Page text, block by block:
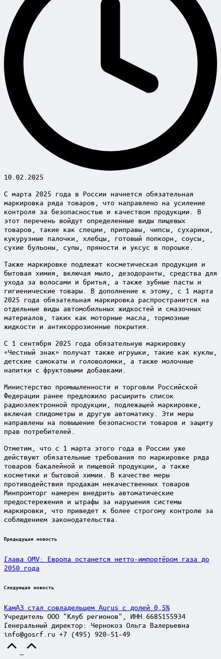
10.02.2025
С марта 2025 года в России начнется обязательная
маркировка ряда товаров, что направлено на усиление
контроля за безопасностью и качеством продукции. В
этот перечень войдут определенные виды пищевых
товаров, такие как специи, приправы, чипсы, сухарики,
кукурузные палочки, хлебцы, готовый попкорн, соусы,
сухие бульоны, супы, пряности и уксус в порошке.
Также маркировке подлежат косметическая продукция и
бытовая химия, включая мыло, дезодоранты, средства для
ухода за волосами и бритья, а также зубные пасты и
гигиенические товары. В дополнение к этому, с 1 марта
2025 года обязательная маркировка распространится на
отдельные виды автомобильных жидкостей и смазочных
материалов, таких как моторные масла, тормозные
жидкости и антикоррозионные покрытия.
С 1 сентября 2025 года обязательную маркировку
«Честный знак» получат также игрушки, такие как куклы,
детские самокаты и головоломки, а также молочные
напитки с фруктовыми добавками.
Министерство промышленности и торговли Российской
Федерации ранее предложило расширить список
радиоэлектронной продукции, подлежащей маркировке,
включая спидометры и другую автоматику. Эти меры
направлены на повышение безопасности товаров и защиту
прав потребителей.
Отметим, что с 1 марта этого года в России уже
действуют обязательные требования по маркировке ряда
товаров бакалейной и пищевой продукции, а также
косметики и бытовой химии. В качестве меры
противодействия продажам некачественных товаров
Минпромторг намерен внедрить автоматические
предостережения и штрафы за нарушения системы
маркировки, что приведет к более строгому контролю за
соблюдением законодательства.
Post
Предыдущая новость
Глава OMV: Европа останется нетто-импортёром газа до
2050 года
Следующая новость
КамАЗ стал совладельцем Aurus с долей 0,5%
Учредитель ООО "Клуб регионов", ИНН 6685155934
Генеральный директор: Чернокоз Ольга Валерьевна
info@gosrf.ru +7 (495) 920-51-49